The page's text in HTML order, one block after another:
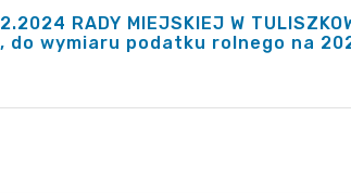
RADY MIEJSKIEJ W
do wymiaru podatku rolnego na